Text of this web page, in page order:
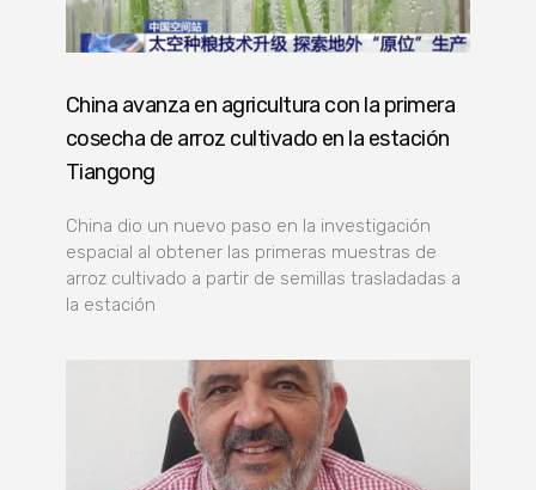
China avanza en agricultura con la primera
cosecha de arroz cultivado en la estación
Tiangong
China dio un nuevo paso en la investigación
espacial al obtener las primeras muestras de
arroz cultivado a partir de semillas trasladadas a
la estación